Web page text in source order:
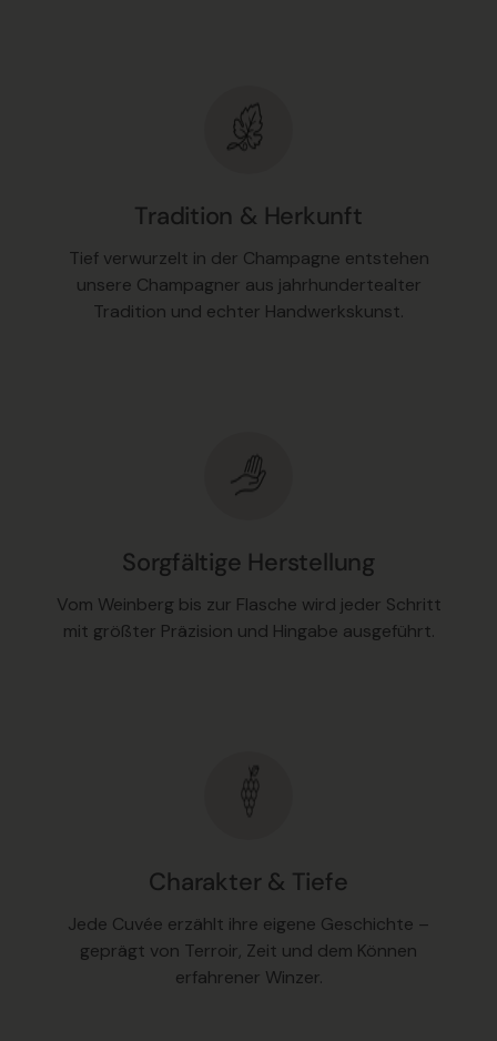
Tradition & Herkunft
Tief verwurzelt in der Champagne entstehen
unsere Champagner aus jahrhundertealter
Tradition und echter Handwerkskunst.
Sorgfältige Herstellung
Vom Weinberg bis zur Flasche wird jeder Schritt
mit größter Präzision und Hingabe ausgeführt.
Charakter & Tiefe
Jede Cuvée erzählt ihre eigene Geschichte –
geprägt von Terroir, Zeit und dem Können
erfahrener Winzer.